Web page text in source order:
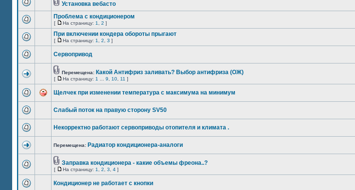
Установка вебасто
Проблема с кондиционером
[ На страницу: 1 2 ]
При включении кондера обороты прыгают
[ На страницу: 1 2 3 ]
Сервопривод
Перемещена: Какой Антифриз заливать? Выбор антифриза (ОЖ)
[ На страницу: 1 9 10 11 ]
Щелчек при изменении температура с максимума на минимум
Слабый поток на правую сторону SV50
Некорректно работают сервоприводы отопителя и климата .
Перемещена: Радиатор кондиционера-аналоги
Заправка кондиционера - какие объемы фреона..?
[ На страницу: 1 2 3 4 ]
Кондиционер не работает с кнопки